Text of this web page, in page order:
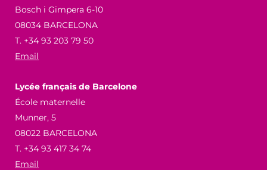
Bosch i Gimpera 6-10
08034 BARCELONA
T. +34 93 203 79 50
Email
Lycée français de Barcelone
École maternelle
Munner, 5
08022 BARCELONA
T. +34 93 417 34 74
Email